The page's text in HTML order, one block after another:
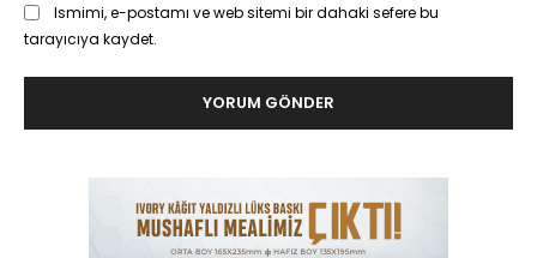
Ismimi, e-postamı ve web sitemi bir dahaki sefere bu
tarayıcıya kaydet.